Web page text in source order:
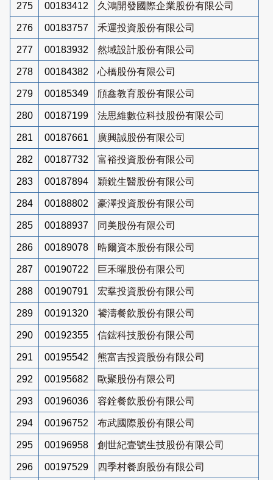
275 00183412 久鴻開發國際企業股份有限公司
276 00183757 禾運投資股份有限公司
277 00183932 然域設計股份有限公司
278 00184382 心橋股份有限公司
279 00185349 頎鑫教育股份有限公司
280 00187199 法思維數位科技股份有限公司
281 00187661 廣興誠股份有限公司
282 00187732 富裕投資股份有限公司
283 00187894 穎銳生醫股份有限公司
284 00188802 豪澤投資股份有限公司
285 00188937 同美股份有限公司
286 00189078 晧爾資本股份有限公司
287 00190722 巨禾曜股份有限公司
288 00190791 宏羣投資股份有限公司
289 00191320 饕濤餐飲股份有限公司
290 00192355 信鋐科技股份有限公司
291 00195542 熊富吉投資股份有限公司
292 00195682 歐聚股份有限公司
293 00196036 容銓餐飲股份有限公司
294 00196752 布武國際股份有限公司
295 00196958 創世紀壹號生技股份有限公司
296 00197529 四季村餐廚股份有限公司